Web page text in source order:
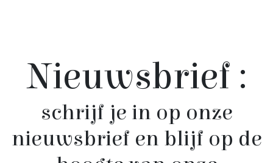
Nieuwsbrief :
schrijf je in op onze
nieuwsbrief en blijf op de